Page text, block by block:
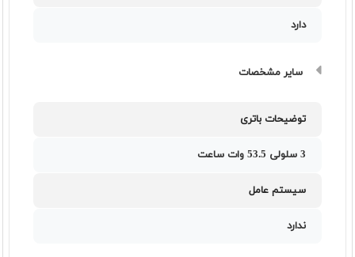
دارد
سایر مشخصات
توضیحات باتری
3 سلولی 53.5 وات ساعت
سیستم عامل
ندارد